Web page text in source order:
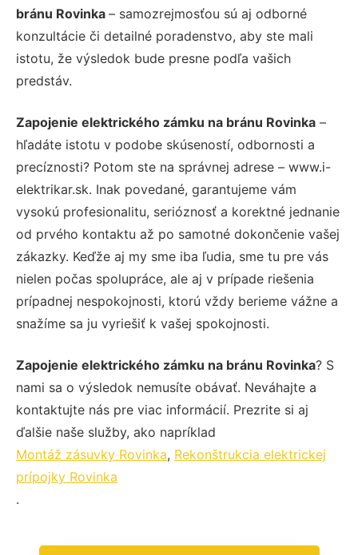
bránu Rovinka – samozrejmosťou sú aj odborné
konzultácie či detailné poradenstvo, aby ste mali
istotu, že výsledok bude presne podľa vašich
predstáv.
Zapojenie elektrického zámku na bránu Rovinka –
hľadáte istotu v podobe skúseností, odbornosti a
precíznosti? Potom ste na správnej adrese – www.i-
elektrikar.sk. Inak povedané, garantujeme vám
vysokú profesionalitu, serióznosť a korektné jednanie
od prvého kontaktu až po samotné dokončenie vašej
zákazky. Keďže aj my sme iba ľudia, sme tu pre vás
nielen počas spolupráce, ale aj v prípade riešenia
prípadnej nespokojnosti, ktorú vždy berieme vážne a
snažíme sa ju vyriešiť k vašej spokojnosti.
Zapojenie elektrického zámku na bránu Rovinka? S
nami sa o výsledok nemusíte obávať. Neváhajte a
kontaktujte nás pre viac informácií. Prezrite si aj
ďalšie naše služby, ako napríklad
Montáž zásuvky Rovinka, Rekonštrukcia elektrickej
prípojky Rovinka
.